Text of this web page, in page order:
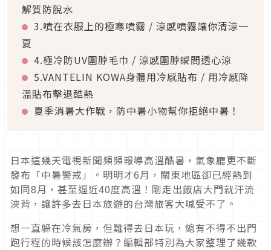
解質防脫水
3.噴在衣服上的極寒噴霧 / 涼感噴霧讓你清涼一
夏
4.極冷防UV圍脖毛巾 / 涼感圍脖瞬間透心涼
5.VANTELIN KOWA身體用冷感貼布 / 用冷感降
溫貼布擊退酷熱
夏季消暑大作戰，防中暑小物幫你拒絕中暑！
日本這幾天電視新聞頻頻報導高溫酷暑，氣象廳更不斷
發布「中暑警戒」。明明才6月，關東地區卻已經熱到
如同8月，甚至逼近40度高溫！剛走出飯店大門就汗流
浹背，讓許多去日本旅遊的台灣旅客大喊受不了。
想一直躲在冷氣房，但難得去日本玩，總有不得不出門
跑行程的時候該怎麼辦？編輯部特別為大家整理了幾款